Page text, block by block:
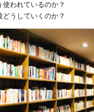
使われているのか？
どうしていくのか？